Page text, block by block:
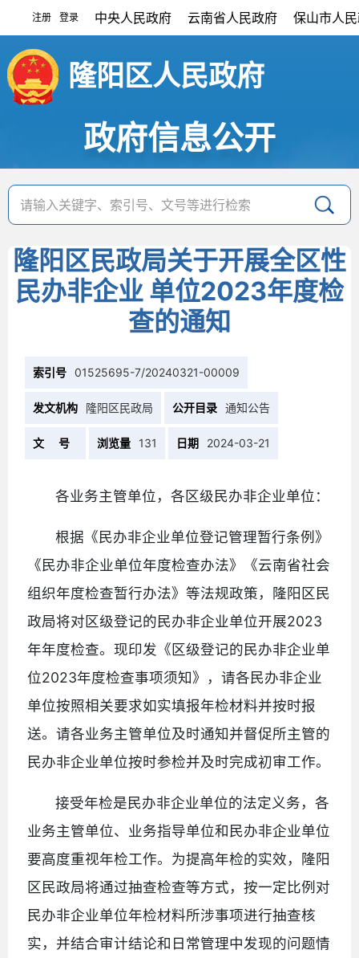
注册 登录 中央人民政府 云南省人民政府 保山市人
隆阳区人民政府
政府信息公开
隆阳区民政局关于开展全区性
民办非企业 单位2023年度检
查的通知
索引号 01525695-7/20240321-00009
发文机构 隆阳区民政局 公开目录 通知公告
文 号 浏览量 131 日期 2024-03-21
各业务主管单位，各区级民办非企业单位：
根据《民办非企业单位登记管理暂行条例》
《民办非企业单位年度检查办法》《云南省社会
组织年度检查暂行办法》等法规政策，隆阳区民
政局将对区级登记的民办非企业单位开展2023
年年度检查。现印发《区级登记的民办非企业单
位2023年度检查事项须知》，请各民办非企业
单位按照相关要求如实填报年检材料并按时报
送。请各业务主管单位及时通知并督促所主管的
民办非企业单位按时参检并及时完成初审工作。
接受年检是民办非企业单位的法定义务，各
业务主管单位、业务指导单位和民办非企业单位
要高度重视年检工作。为提高年检的实效，隆阳
区民政局将通过抽查检查等方式，按一定比例对
民办非企业单位年检材料所涉事项进行抽查核
实，并结合审计结论和日常管理中发现的问题情